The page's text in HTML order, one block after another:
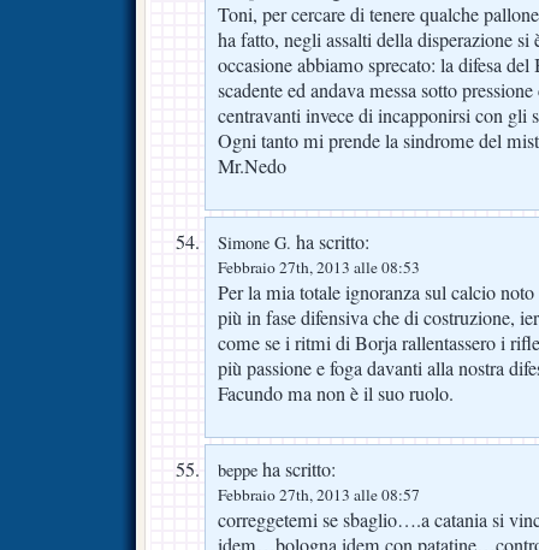
Toni, per cercare di tenere qualche
ha fatto, negli assalti della disperazione
occasione abbiamo sprecato: la difesa
scadente ed andava messa sotto
centravanti invece di incapponirsi con gli
Ogni tanto mi prende la sindrome del
Mr.Nedo
Simone G. ha scritto:
Febbraio 27th, 2013 alle 08:53
Per la mia totale ignoranza sul calcio
più in fase difensiva che di costruzione,
come se i ritmi di Borja rallentassero i
più passione e foga davanti alla nostra
Facundo ma non è il suo ruolo.
beppe ha scritto:
Febbraio 27th, 2013 alle 08:57
correggetemi se sbaglio….a catania si